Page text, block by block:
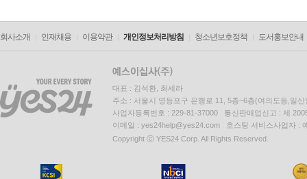
회사소개 인재채용 이용약관 개인정보처리방침 청소년보호정책 도서홍보안내
대표 : 김석환, 최세라
주소 : 서울시 영등포구 은행로 11, 5층~6층(여의도동,일신
사업자등록번호 : 229-81-37000 통신판매업신고 : 제
이메일 : yes24help@yes24.com 호스팅 서비스사업자 :
Copyright ⓒ YES24 Corp. All Rights Reserved.